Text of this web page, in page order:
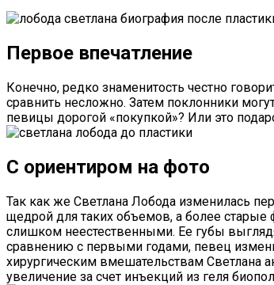
Первое впечатление
Конечно, редко знаменитость честно
сравнить несложно. Затем поклонники
певицы дорогой «покупкой»? Или это
С ориентиром на фото
Так как же Светлана Лобода изменилась
щедрой для таких объемов, а более старые
слишком неестественными. Ее губы
сравнению с первыми годами, певец
хирургическим вмешательствам Светлана
увеличение за счет инъекций из геля